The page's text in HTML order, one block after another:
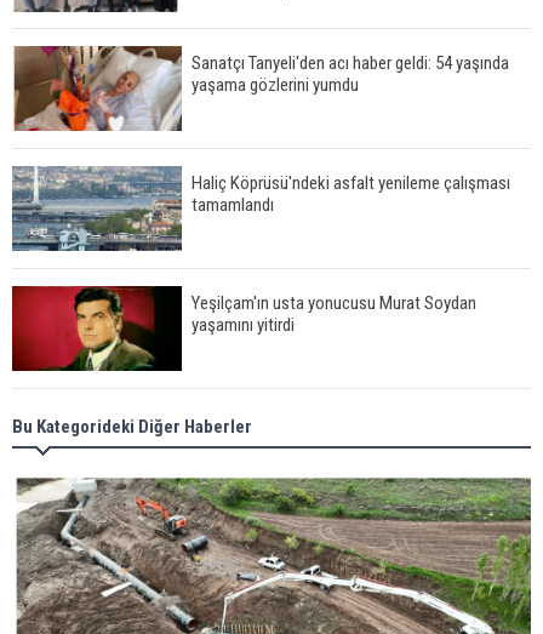
Sanatçı Tanyeli'den acı haber geldi: 54 yaşında
yaşama gözlerini yumdu
Haliç Köprüsü'ndeki asfalt yenileme çalışması
tamamlandı
Yeşilçam'ın usta yonucusu Murat Soydan
yaşamını yitirdi
Meral Akşener ile Müsavat Dervişoğlu cenazede
görüntülendi
29 Mayıs okullar tatil mi?
Bu Kategorideki Diğer Haberler